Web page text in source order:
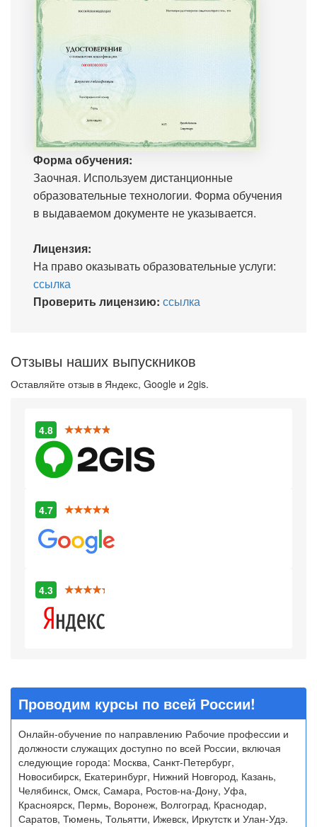
Форма обучения:
Заочная. Используем дистанционные
образовательные технологии. Форма обучения
в выдаваемом документе не указывается.
Лицензия:
На право оказывать образовательные услуги:
ссылка
Проверить лицензию: ссылка
Отзывы наших выпускников
Оставляйте отзыв в Яндекс, Google и 2gis.
4.8
4.7
4.3
Проводим курсы по всей России!
Онлайн-обучение по направлению Рабочие профессии и
должности служащих доступно по всей России, включая
следующие города: Москва, Санкт-Петербург,
Новосибирск, Екатеринбург, Нижний Новгород, Казань,
Челябинск, Омск, Самара, Ростов-на-Дону, Уфа,
Красноярск, Пермь, Воронеж, Волгоград, Краснодар,
Саратов, Тюмень, Тольятти, Ижевск, Иркутстк и Улан-Удэ.